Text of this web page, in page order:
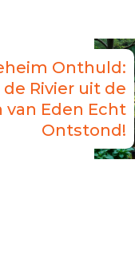
Onthuld:
de Rivier uit de
van Eden Echt
Ontstond!